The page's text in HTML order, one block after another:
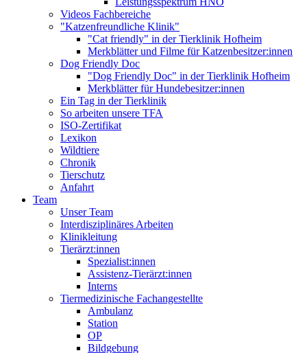
Videos Fachbereiche
"Katzenfreundliche Klinik"
"Cat friendly" in der Tierklinik Hofheim
Merkblätter und Filme für Katzenbesitzer:innen
Dog Friendly Doc
"Dog Friendly Doc" in der Tierklinik Hofheim
Merkblätter für Hundebesitzer:innen
Ein Tag in der Tierklinik
So arbeiten unsere TFA
ISO-Zertifikat
Lexikon
Wildtiere
Chronik
Tierschutz
Anfahrt
Team
Unser Team
Interdisziplinäres Arbeiten
Klinikleitung
Tierärzt:innen
Spezialist:innen
Assistenz-Tierärzt:innen
Interns
Tiermedizinische Fachangestellte
Ambulanz
Station
OP
Bildgebung